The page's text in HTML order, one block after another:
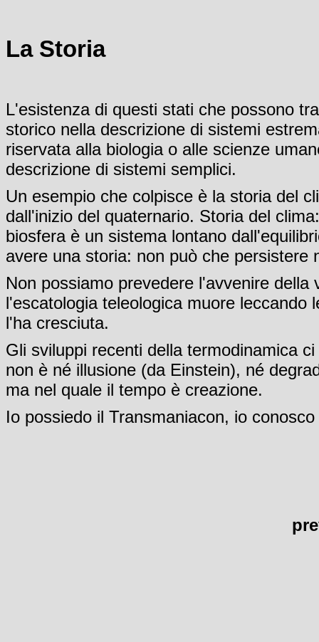
La Storia
L'esistenza di questi stati che possono
storico nella descrizione di sistemi
riservata alla biologia o alle scienze
descrizione di sistemi semplici.
Un esempio che colpisce è la storia del
dall'inizio del quaternario. Storia del
biosfera è un sistema lontano
avere una storia: non può che
Non possiamo prevedere l'avvenire
l'escatologia teleologica muore leccando
l'ha cresciuta.
Gli sviluppi recenti della termodinamica
non è né illusione (da Einstein), né
ma nel quale il tempo è creazione.
Io possiedo il Transmaniacon, io